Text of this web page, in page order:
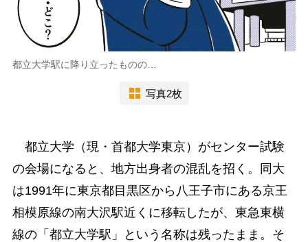
都立大学駅に降り立ったものの…
写真2枚
都立大学（現・首都大学東京）がセンター試験
の会場になると、地方出身者の混乱を招く。同大
は1991年に東京都目黒区から八王子市にある京王
相模原線の南大沢駅近くに移転したが、東急東横
線の「都立大学駅」という名称は残ったまま。そ